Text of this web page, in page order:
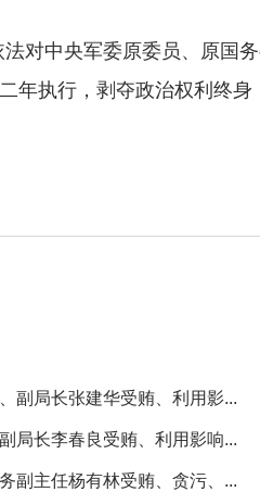
中央军委原委员、原国务
年执行，剥夺政治权利终
副局长张建华受贿、利用影...
局长李春良受贿、利用影响...
副主任杨有林受贿、贪污、...